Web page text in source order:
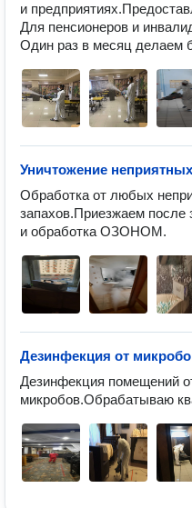
и
Для пенсионеров и
Один раз в месяц делаем
Уничтожение
Обработка от любых
запахов.Приезжаем после
и обработка ОЗОНОМ.
Дезинфекция от
Дезинфекция помещений